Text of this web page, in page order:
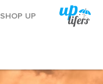
Reklamı Göster
Reklamı Gizle
SHOP UP